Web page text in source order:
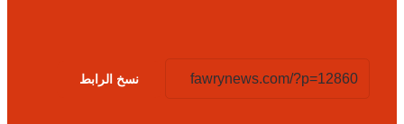
نسخ الرابط